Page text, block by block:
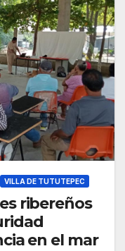
VILLA DE TUTUTEPEC
ribereños
en el mar